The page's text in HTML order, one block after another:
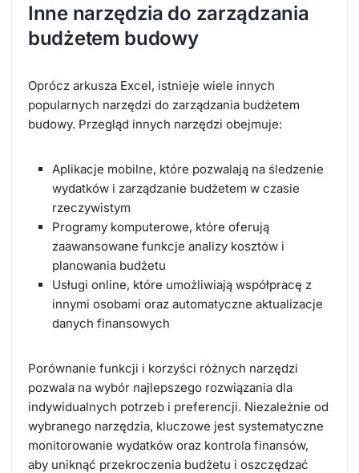
Inne narzędzia do zarządzania
budżetem budowy
Oprócz arkusza Excel, istnieje wiele innych
popularnych narzędzi do zarządzania budżetem
budowy. Przegląd innych narzędzi obejmuje:
Aplikacje mobilne, które pozwalają na śledzenie
wydatków i zarządzanie budżetem w czasie
rzeczywistym
Programy komputerowe, które oferują
zaawansowane funkcje analizy kosztów i
planowania budżetu
Usługi online, które umożliwiają współpracę z
innymi osobami oraz automatyczne aktualizacje
danych finansowych
Porównanie funkcji i korzyści różnych narzędzi
pozwala na wybór najlepszego rozwiązania dla
indywidualnych potrzeb i preferencji. Niezależnie od
wybranego narzędzia, kluczowe jest systematyczne
monitorowanie wydatków oraz kontrola finansów,
aby uniknąć przekroczenia budżetu i oszczędzać